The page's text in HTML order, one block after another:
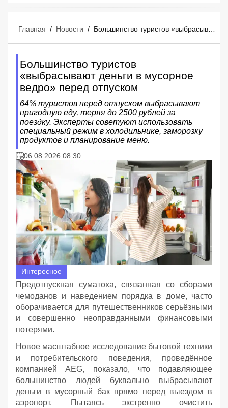
Главная / Новости / Большинство туристов «выбрасывают деньги в мусорное ведро» перед отпуском
Большинство туристов
«выбрасывают деньги в мусорное
ведро» перед отпуском
64% туристов перед отпуском выбрасывают
пригодную еду, теряя до 2500 рублей за
поездку. Эксперты советуют использовать
специальный режим в холодильнике, заморозку
продуктов и планирование меню.
06.08.2026 08:30
Интересное
Предотпускная суматоха, связанная со сборами
чемоданов и наведением порядка в доме, часто
оборачивается для путешественников серьёзными
и совершенно неоправданными финансовыми
потерями.
Новое масштабное исследование бытовой техники
и потребительского поведения, проведённое
компанией AEG, показало, что подавляющее
большинство людей буквально выбрасывают
деньги в мусорный бак прямо перед выездом в
аэропорт. Пытаясь экстренно очистить